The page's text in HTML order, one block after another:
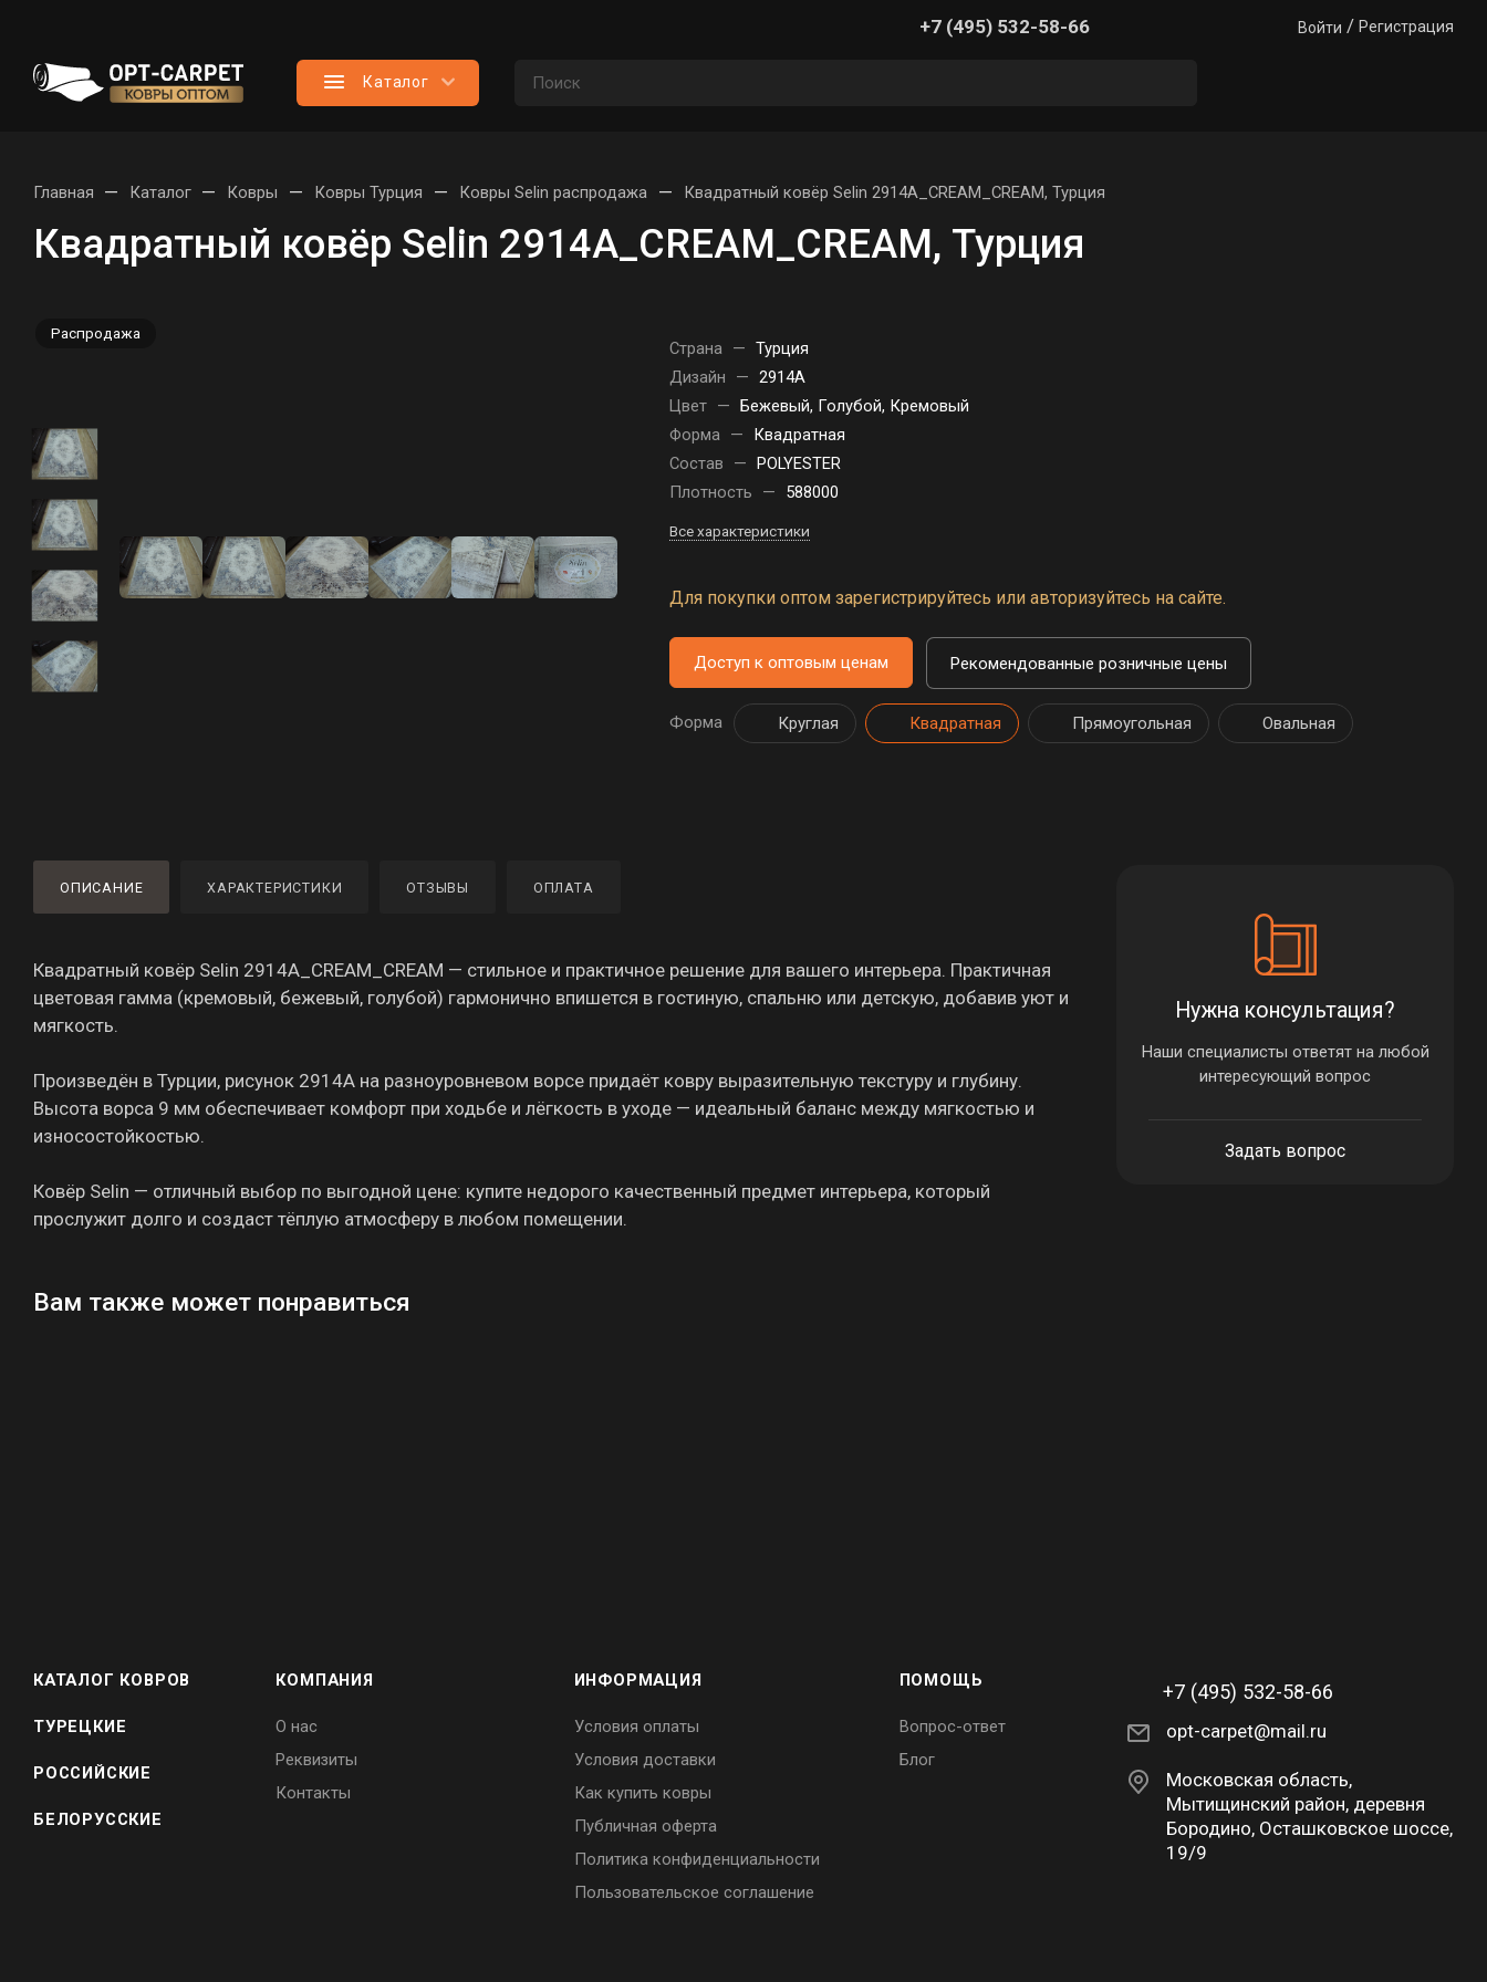
+7 (495) 532-58-66 Войти / Регистрация
Каталог
Главная — Каталог — Ковры — Ковры Турция — Ковры Selin распродажа — Квадратный ковёр Selin 2914A_CREAM_CREAM, Турция
Квадратный ковёр Selin 2914A_CREAM_CREAM, Турция
Распродажа
Страна — Турция
Дизайн
— 2914A
Цвет — Бежевый, Голубой, Кремовый
Форма —
Квадратная
Состав
— POLYESTER
Плотность
— 588000
Все характеристики
Для покупки оптом зарегистрируйтесь или авторизуйтесь на сайте.
Доступ к оптовым ценам Рекомендованные розничные цены
Форма Круглая Квадратная Прямоугольная Овальная
ОПИСАНИЕ ХАРАКТЕРИСТИКИ ОТЗЫВЫ ОПЛАТА
Квадратный ковёр Selin 2914A_CREAM_CREAM — стильное и практичное решение для вашего интерьера. Практичная
цветовая гамма (кремовый, бежевый, голубой) гармонично впишется в гостиную, спальню или детскую, добавив уют и
мягкость.
Произведён в Турции, рисунок 2914A на разноуровневом ворсе придаёт ковру выразительную текстуру и глубину.
Высота ворса 9 мм обеспечивает комфорт при ходьбе и лёгкость в уходе — идеальный баланс между мягкостью и
износостойкостью.
Ковёр Selin — отличный выбор по выгодной цене: купите недорого качественный предмет интерьера, который
прослужит долго и создаст тёплую атмосферу в любом помещении.
Вам также может понравиться
Нужна консультация?
Наши специалисты ответят на любой
интересующий вопрос
Задать вопрос
КАТАЛОГ КОВРОВ
ТУРЕЦКИЕ
РОССИЙСКИЕ
БЕЛОРУССКИЕ
КОМПАНИЯ
О нас
Реквизиты
Контакты
ИНФОРМАЦИЯ
Условия оплаты
Условия доставки
Как купить ковры
Публичная оферта
Политика конфиденциальности
Пользовательское соглашение
ПОМОЩЬ
Вопрос-ответ
Блог
+7 (495) 532-58-66
opt-carpet@mail.ru
Московская область,
Мытищинский район, деревня
Бородино, Осташковское шоссе,
19/9